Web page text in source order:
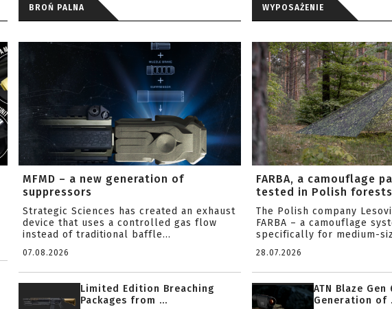
BROŃ PALNA
MFMD – a new generation of
suppressors
Strategic Sciences has created an exhaust
device that uses a controlled gas flow
instead of traditional baffle...
07.08.2026
Limited Edition Breaching
Packages from ...
WYPOSAŻENIE
FARBA, a camouflage
tested in Polish forests
The Polish company
FARBA – a camouflage
specifically for medium-
28.07.2026
ATN Blaze Gen
Generation of